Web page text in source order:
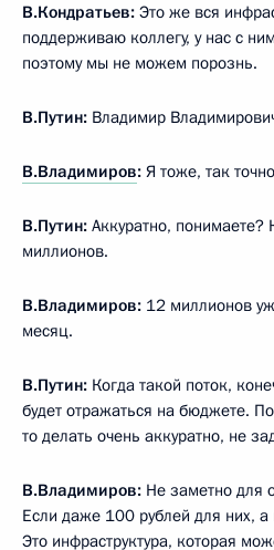
В.Кондратьев: Это же вся
поддерживаю коллегу, у нас с
поэтому мы не можем порознь.
В.Путин: Владимир
В.Владимиров: Я тоже, так
В.Путин: Аккуратно, понимаете?
миллионов.
В.Владимиров: 12 миллионов
месяц.
В.Путин: Когда такой поток,
будет отражаться на бюджете.
то делать очень аккуратно, не
В.Владимиров: Не заметно для
Если даже 100 рублей для них,
Это инфраструктура, которая